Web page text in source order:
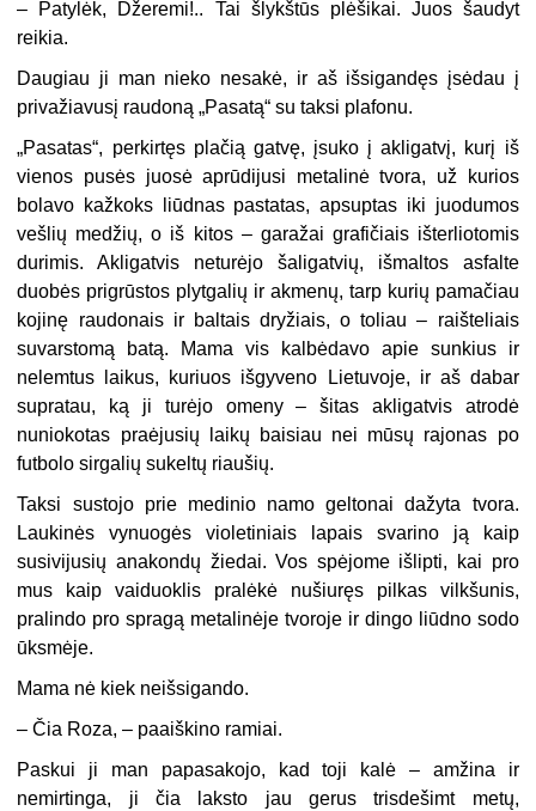
– Patylėk, Džeremi!.. Tai šlykštūs plėšikai. Juos šaudyt
reikia.
Daugiau ji man nieko nesakė, ir aš išsigandęs įsėdau į
privažiavusį raudoną „Pasatą“ su taksi plafonu.
„Pasatas“, perkirtęs plačią gatvę, įsuko į akligatvį, kurį iš
vienos pusės juosė aprūdijusi metalinė tvora, už kurios
bolavo kažkoks liūdnas pastatas, apsuptas iki juodumos
vešlių medžių, o iš kitos – garažai grafičiais išterliotomis
durimis. Akligatvis neturėjo šaligatvių, išmaltos asfalte
duobės prigrūstos plytgalių ir akmenų, tarp kurių pamačiau
kojinę raudonais ir baltais dryžiais, o toliau – raišteliais
suvarstomą batą. Mama vis kalbėdavo apie sunkius ir
nelemtus laikus, kuriuos išgyveno Lietuvoje, ir aš dabar
supratau, ką ji turėjo omeny – šitas akligatvis atrodė
nuniokotas praėjusių laikų baisiau nei mūsų rajonas po
futbolo sirgalių sukeltų riaušių.
Taksi sustojo prie medinio namo geltonai dažyta tvora.
Laukinės vynuogės violetiniais lapais svarino ją kaip
susivijusių anakondų žiedai. Vos spėjome išlipti, kai pro
mus kaip vaiduoklis pralėkė nušiuręs pilkas vilkšunis,
pralindo pro spragą metalinėje tvoroje ir dingo liūdno sodo
ūksmėje.
Mama nė kiek neišsigando.
–Čia Roza, – paaiškino ramiai.
Paskui ji man papasakojo, kad toji kalė – amžina ir
nemirtinga, ji čia laksto jau gerus trisdešimt metų,